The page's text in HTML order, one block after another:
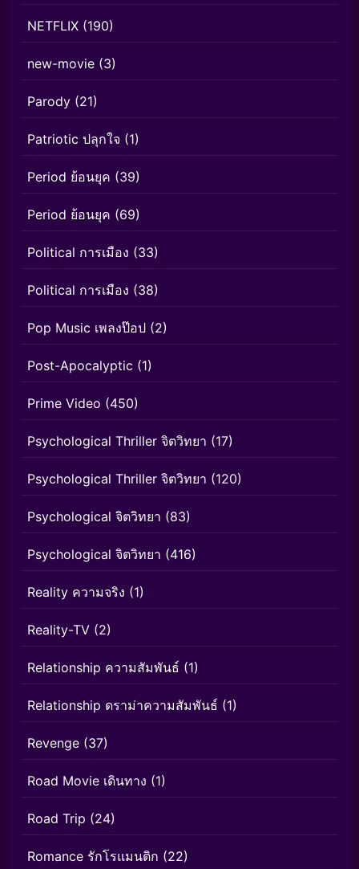
NETFLIX (190)
new-movie (3)
Parody (21)
Patriotic ปลุกใจ (1)
Period ย้อนยุค (39)
Period ย้อนยุค (69)
Political การเมือง (33)
Political การเมือง (38)
Pop Music เพลงป๊อป (2)
Post-Apocalyptic (1)
Prime Video (450)
Psychological Thriller จิตวิทยา (17)
Psychological Thriller จิตวิทยา (120)
Psychological จิตวิทยา (83)
Psychological จิตวิทยา (416)
Reality ความจริง (1)
Reality-TV (2)
Relationship ความสัมพันธ์ (1)
Relationship ดราม่าความสัมพันธ์ (1)
Revenge (37)
Road Movie เดินทาง (1)
Road Trip (24)
Romance รักโรแมนติก (22)